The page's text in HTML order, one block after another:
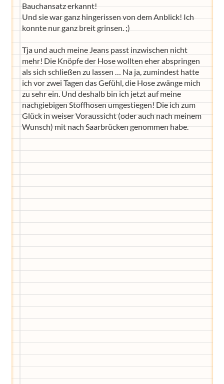
Bauchansatz erkannt!
Und sie war ganz hingerissen von dem Anblick! Ich
konnte nur ganz breit grinsen. ;)
Tja und auch meine Jeans passt inzwischen nicht
mehr! Die Knöpfe der Hose wollten eher abspringen
als sich schließen zu lassen … Na ja, zumindest hatte
ich vor zwei Tagen das Gefühl, die Hose zwänge mich
zu sehr ein. Und deshalb bin ich jetzt auf meine
nachgiebigen Stoffhosen umgestiegen! Die ich zum
Glück in weiser Voraussicht (oder auch nach meinem
Wunsch) mit nach Saarbrücken genommen habe.